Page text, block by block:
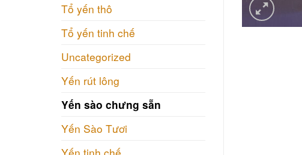
Tổ yến thô
Tổ yến tinh chế
Uncategorized
Yến rút lông
Yến sào chưng sẵn
Yến Sào Tươi